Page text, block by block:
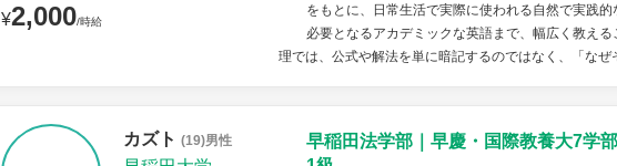
¥2,000/時給
をもとに、日常生活で実際に使われる自然で実践
必要となるアカデミックな英語まで、幅広く教え
理では、公式や解法を単に暗記するのではなく、「なぜ
カズト (19)男性
早稲田法学部｜早慶・国際教養大7学